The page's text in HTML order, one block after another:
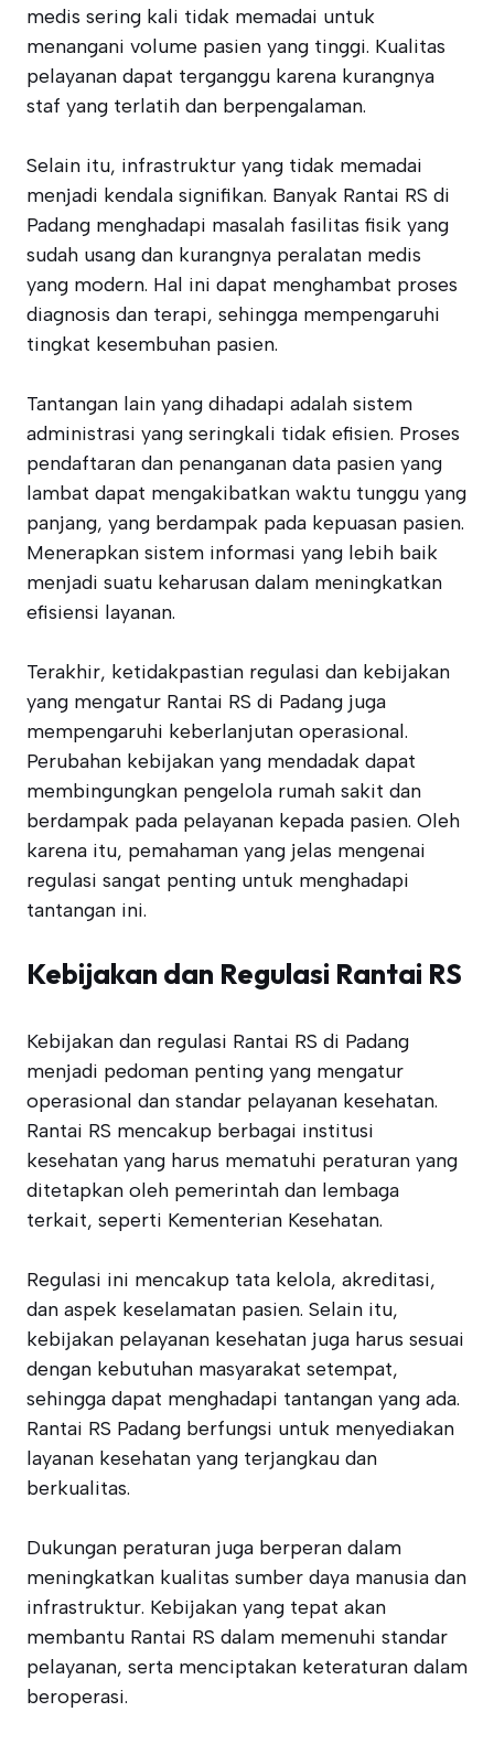
medis sering kali tidak memadai untuk
menangani volume pasien yang tinggi. Kualitas
pelayanan dapat terganggu karena kurangnya
staf yang terlatih dan berpengalaman.
Selain itu, infrastruktur yang tidak memadai
menjadi kendala signifikan. Banyak Rantai RS di
Padang menghadapi masalah fasilitas fisik yang
sudah usang dan kurangnya peralatan medis
yang modern. Hal ini dapat menghambat proses
diagnosis dan terapi, sehingga mempengaruhi
tingkat kesembuhan pasien.
Tantangan lain yang dihadapi adalah sistem
administrasi yang seringkali tidak efisien. Proses
pendaftaran dan penanganan data pasien yang
lambat dapat mengakibatkan waktu tunggu yang
panjang, yang berdampak pada kepuasan pasien.
Menerapkan sistem informasi yang lebih baik
menjadi suatu keharusan dalam meningkatkan
efisiensi layanan.
Terakhir, ketidakpastian regulasi dan kebijakan
yang mengatur Rantai RS di Padang juga
mempengaruhi keberlanjutan operasional.
Perubahan kebijakan yang mendadak dapat
membingungkan pengelola rumah sakit dan
berdampak pada pelayanan kepada pasien. Oleh
karena itu, pemahaman yang jelas mengenai
regulasi sangat penting untuk menghadapi
tantangan ini.
Kebijakan dan Regulasi Rantai RS
Kebijakan dan regulasi Rantai RS di Padang
menjadi pedoman penting yang mengatur
operasional dan standar pelayanan kesehatan.
Rantai RS mencakup berbagai institusi
kesehatan yang harus mematuhi peraturan yang
ditetapkan oleh pemerintah dan lembaga
terkait, seperti Kementerian Kesehatan.
Regulasi ini mencakup tata kelola, akreditasi,
dan aspek keselamatan pasien. Selain itu,
kebijakan pelayanan kesehatan juga harus sesuai
dengan kebutuhan masyarakat setempat,
sehingga dapat menghadapi tantangan yang ada.
Rantai RS Padang berfungsi untuk menyediakan
layanan kesehatan yang terjangkau dan
berkualitas.
Dukungan peraturan juga berperan dalam
meningkatkan kualitas sumber daya manusia dan
infrastruktur. Kebijakan yang tepat akan
membantu Rantai RS dalam memenuhi standar
pelayanan, serta menciptakan keteraturan dalam
beroperasi.